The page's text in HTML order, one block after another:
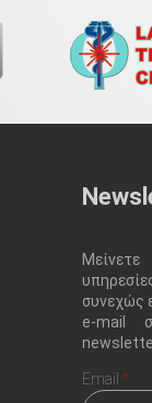
συνεχώς
e-mail
Email *